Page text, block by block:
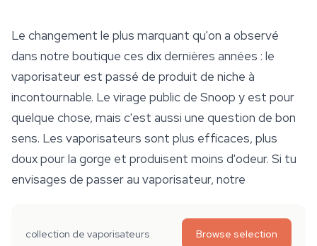
Le changement le plus marquant qu'on a observé
dans notre boutique ces dix dernières années : le
vaporisateur est passé de produit de niche à
incontournable. Le virage public de Snoop y est pour
quelque chose, mais c'est aussi une question de bon
sens. Les vaporisateurs sont plus efficaces, plus
doux pour la gorge et produisent moins d'odeur. Si tu
envisages de passer au vaporisateur, notre
collection de vaporisateurs Browse selection